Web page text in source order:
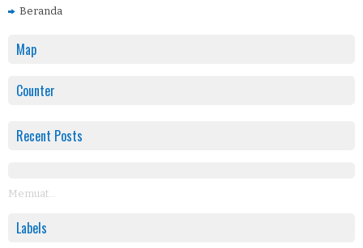
Beranda
Map
Counter
Recent Posts
Memuat...
Labels